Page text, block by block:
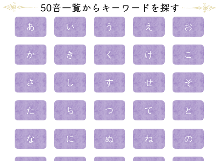
あ い う え お
か き く け こ
さ し す せ そ
た ち つ て と
な に ぬ ね の